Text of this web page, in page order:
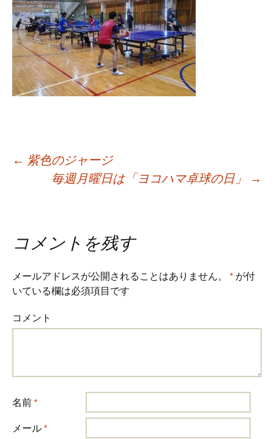
Post
navigation
← 紫色のジャージ
毎週月曜日は「ヨコハマ卓球の日」
→
コメントを残す
メールアドレスが公開されることはありません。 * が付
いている欄は必須項目です
コメント
名前 *
メール *